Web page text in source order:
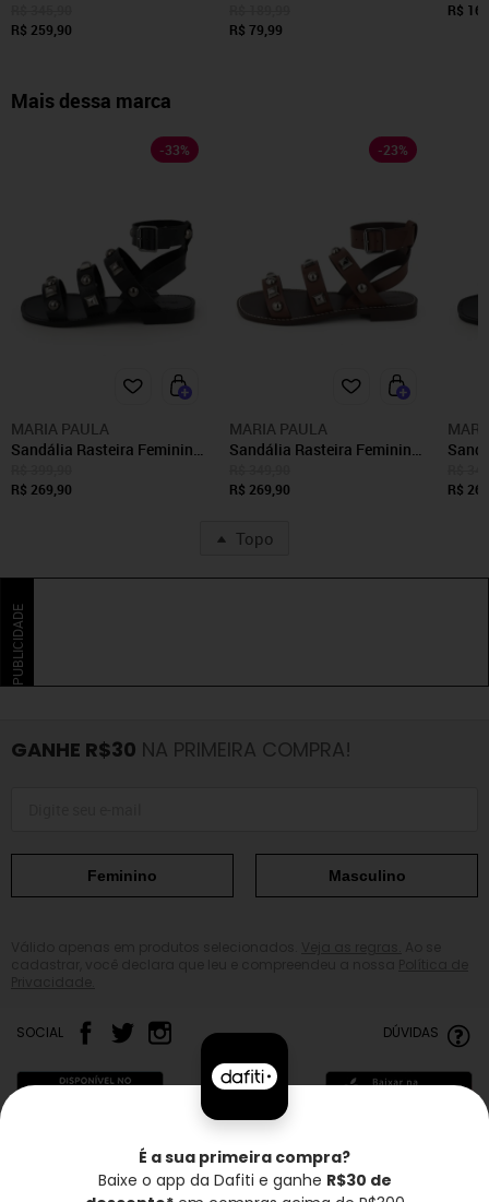
Café
R$ 259,90
R$ 79,99
R$
Mais dessa marca
-33%
MARIA PAULA
Sandália Rasteira Feminina
Paula Preto
R$ 269,90
-23%
MARIA PAULA
Sandália Rasteira Feminina
Paula Cacau
R$ 269,90
R$
Topo
PUBLICIDADE
GANHE R$30 NA PRIMEIRA COMPRA!
Feminino Masculino
SOCIAL DÚVIDAS
Frete grátis* Troca grátis Entrega rápida
É a sua primeira compra?
Baixe o app da Dafiti e ganhe R$30 de